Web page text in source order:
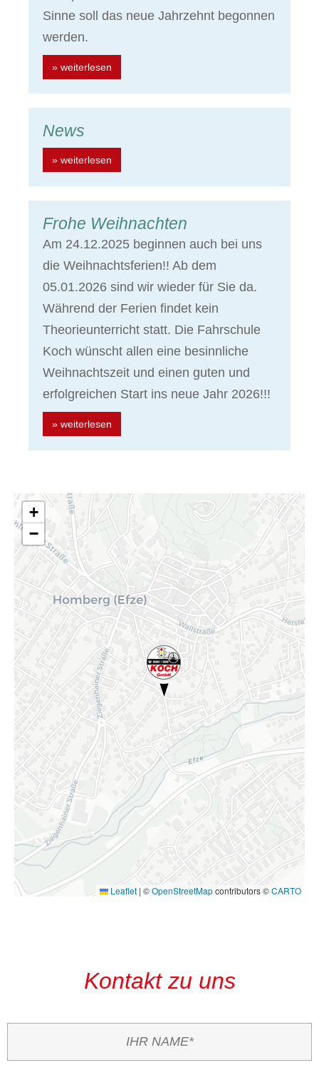
Sinne soll das neue Jahrzehnt begonnen
werden.
» weiterlesen
News
» weiterlesen
Frohe Weihnachten
Am 24.12.2025 beginnen auch bei uns
die Weihnachtsferien!! Ab dem
05.01.2026 sind wir wieder für Sie da.
Während der Ferien findet kein
Theorieunterricht statt. Die Fahrschule
Koch wünscht allen eine besinnliche
Weihnachtszeit und einen guten und
erfolgreichen Start ins neue Jahr 2026!!!
» weiterlesen
+
−
Leaflet | ©OpenStreetMapcontributors ©CARTO
Kontakt zu uns